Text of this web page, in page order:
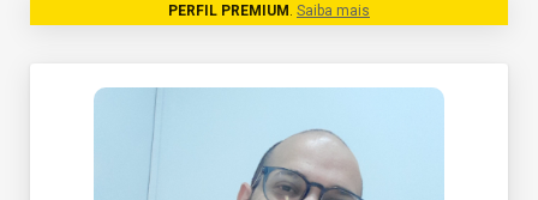
PERFIL PREMIUM. Saiba mais